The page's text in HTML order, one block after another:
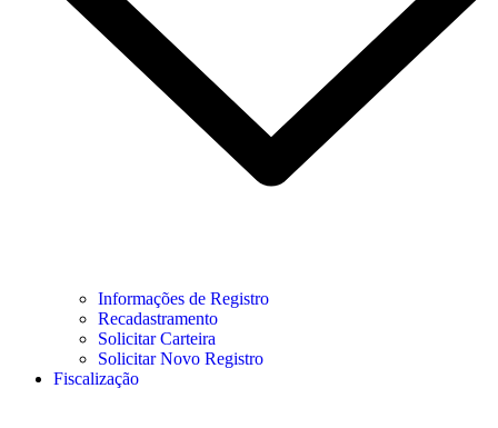
Informações de Registro
Recadastramento
Solicitar Carteira
Solicitar Novo Registro
Fiscalização